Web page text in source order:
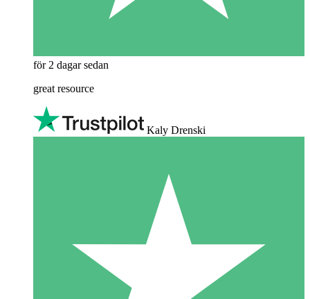
för 2 dagar sedan
great resource
Kaly Drenski